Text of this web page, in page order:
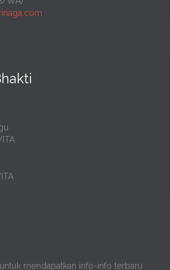
mendapatkan info-info terbaru